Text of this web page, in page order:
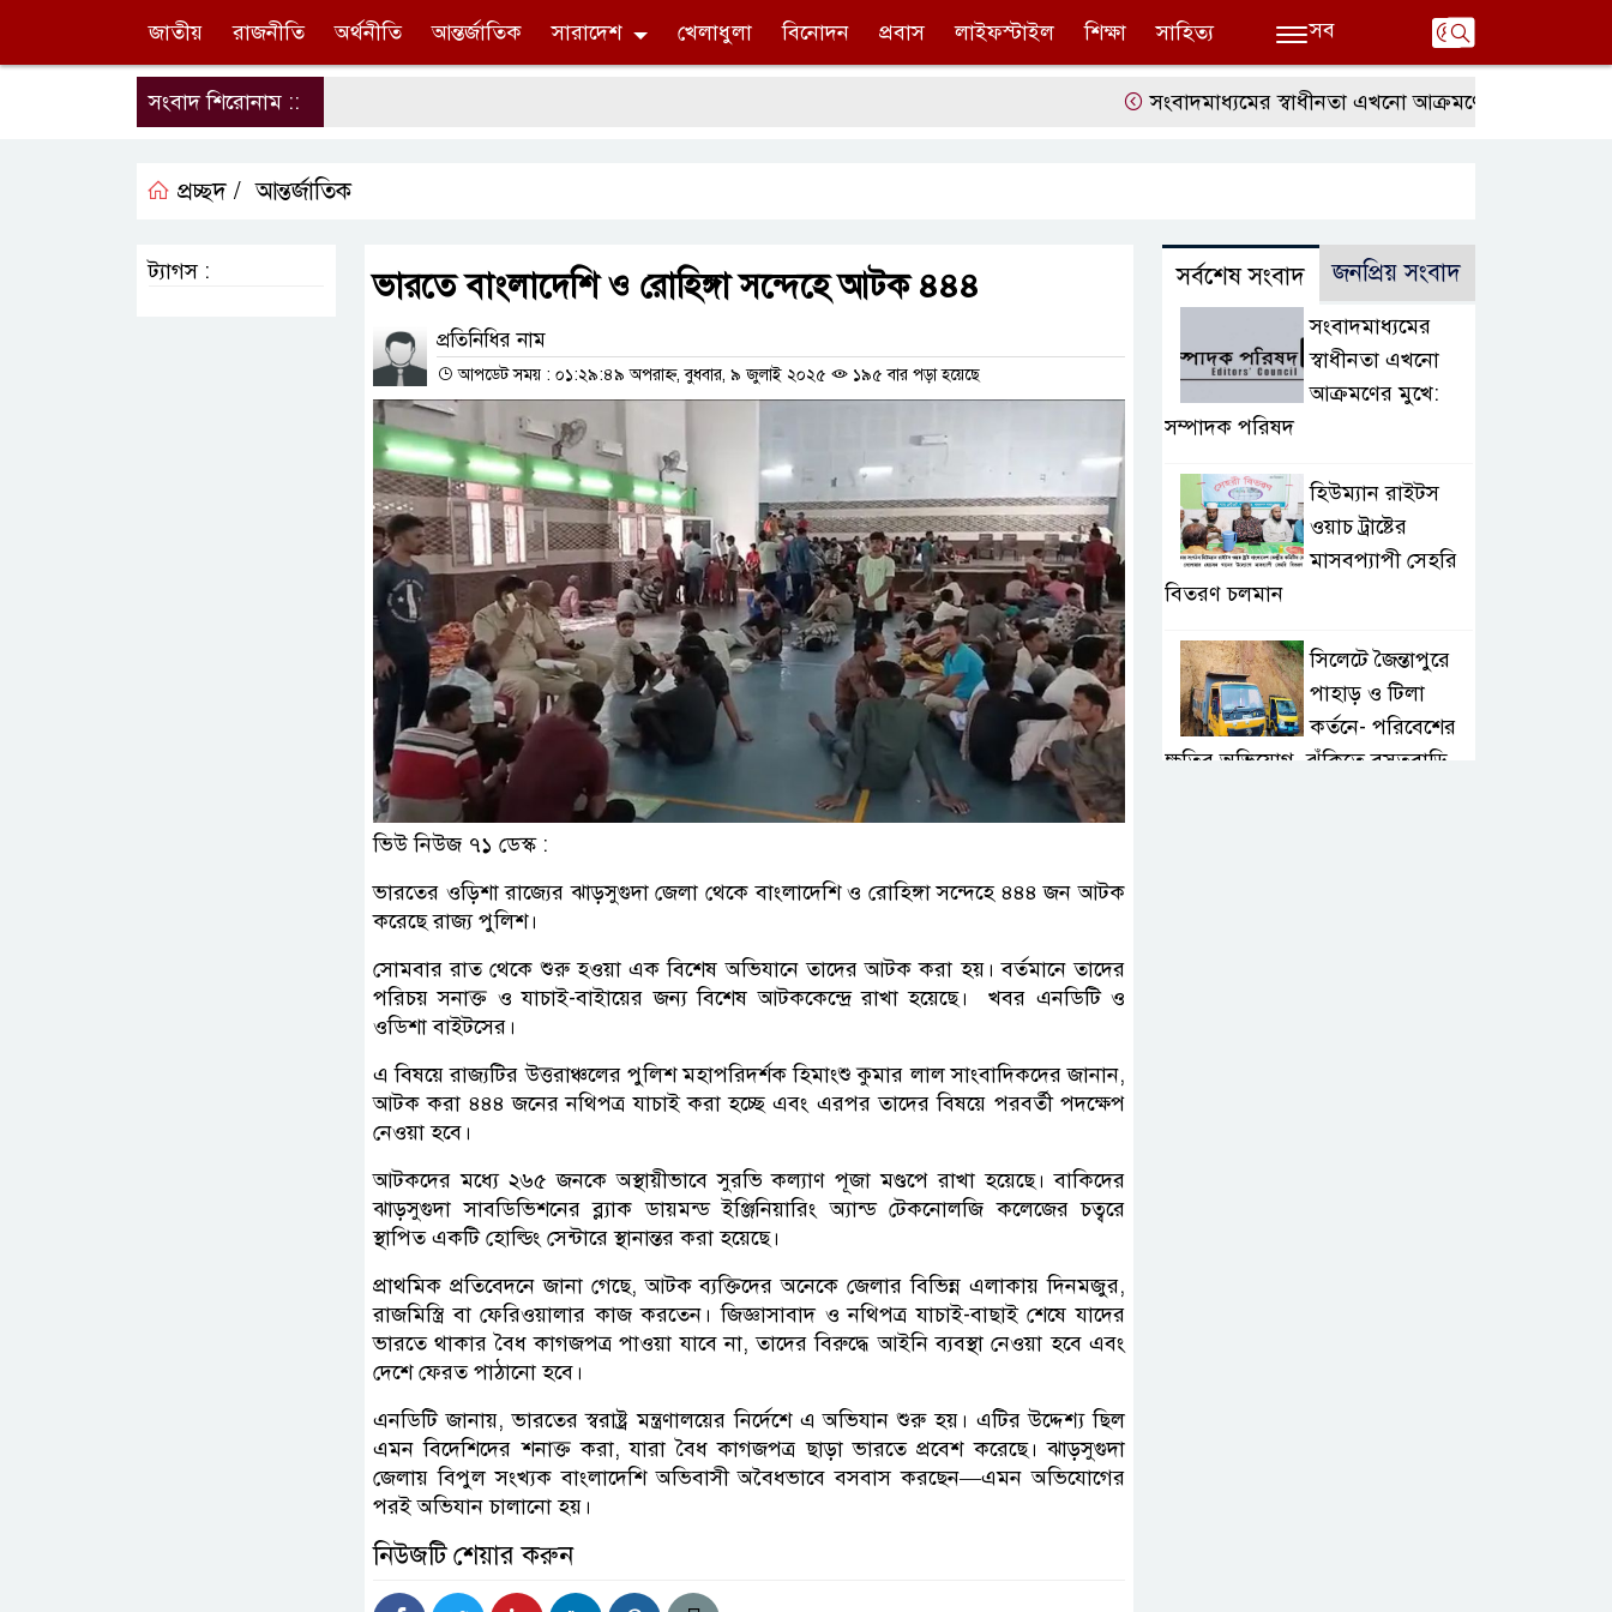
জাতীয় রাজনীতি অর্থনীতি আন্তর্জাতিক সারাদেশ খেলাধুলা বিনোদন প্রবাস লাইফস্টাইল শিক্ষা সাহিত্য সব
সংবাদ শিরোনাম :: সংবাদমাধ্যমের স্বাধীনতা এখনো আক্রমণের মুখে: সম্পাদক
প্রচ্ছদ / আন্তর্জাতিক
ভারতে বাংলাদেশি ও রোহিঙ্গা সন্দেহে আটক ৪৪৪
প্রতিনিধির নাম
আপডেট সময় : ০১:২৯:৪৯ অপরাহ্ন, বুধবার, ৯ জুলাই ২০২৫ ১৯৫ বার পড়া হয়েছে
ভিউ নিউজ ৭১ ডেস্ক :
ভারতের ওড়িশা রাজ্যের ঝাড়সুগুদা জেলা থেকে বাংলাদেশি ও রোহিঙ্গা সন্দেহে ৪৪৪ জন আটক
করেছে রাজ্য পুলিশ।
সোমবার রাত থেকে শুরু হওয়া এক বিশেষ অভিযানে তাদের আটক করা হয়। বর্তমানে তাদের
পরিচয় সনাক্ত ও যাচাই-বাইায়ের জন্য বিশেষ আটককেন্দ্রে রাখা হয়েছে। খবর এনডিটি ও
ওডিশা বাইটসের।
এ বিষয়ে রাজ্যটির উত্তরাঞ্চলের পুলিশ মহাপরিদর্শক হিমাংশু কুমার লাল সাংবাদিকদের জানান,
আটক করা ৪৪৪ জনের নথিপত্র যাচাই করা হচ্ছে এবং এরপর তাদের বিষয়ে পরবর্তী পদক্ষেপ
নেওয়া হবে।
আটকদের মধ্যে ২৬৫ জনকে অস্থায়ীভাবে সুরভি কল্যাণ পূজা মণ্ডপে রাখা হয়েছে। বাকিদের
ঝাড়সুগুদা সাবডিভিশনের ব্ল্যাক ডায়মন্ড ইঞ্জিনিয়ারিং অ্যান্ড টেকনোলজি কলেজের চত্বরে
স্থাপিত একটি হোল্ডিং সেন্টারে স্থানান্তর করা হয়েছে।
প্রাথমিক প্রতিবেদনে জানা গেছে, আটক ব্যক্তিদের অনেকে জেলার বিভিন্ন এলাকায় দিনমজুর,
রাজমিস্ত্রি বা ফেরিওয়ালার কাজ করতেন। জিজ্ঞাসাবাদ ও নথিপত্র যাচাই-বাছাই শেষে যাদের
ভারতে থাকার বৈধ কাগজপত্র পাওয়া যাবে না, তাদের বিরুদ্ধে আইনি ব্যবস্থা নেওয়া হবে এবং
দেশে ফেরত পাঠানো হবে।
এনডিটি জানায়, ভারতের স্বরাষ্ট্র মন্ত্রণালয়ের নির্দেশে এ অভিযান শুরু হয়। এটির উদ্দেশ্য ছিল
এমন বিদেশিদের শনাক্ত করা, যারা বৈধ কাগজপত্র ছাড়া ভারতে প্রবেশ করেছে। ঝাড়সুগুদা
জেলায় বিপুল সংখ্যক বাংলাদেশি অভিবাসী অবৈধভাবে বসবাস করছেন—এমন অভিযোগের
পরই অভিযান চালানো হয়।
নিউজটি শেয়ার করুন
ট্যাগস : সর্বশেষ সংবাদ জনপ্রিয় সংবাদ
সংবাদমাধ্যমের
স্বাধীনতা এখনো
আক্রমণের মুখে:
সম্পাদক পরিষদ
হিউম্যান রাইটস
ওয়াচ ট্রাষ্টের
মাসবপ্যাপী সেহরি
বিতরণ চলমান
সিলেটে জৈন্তাপুরে
পাহাড় ও টিলা
কর্তনে- পরিবেশের
ক্ষতির অভিযোগ, ঝুঁকিতে বসতবাড়ি